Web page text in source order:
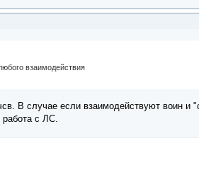
взаимодействия
В случае если взаимодействуют воин
работа с ЛС.